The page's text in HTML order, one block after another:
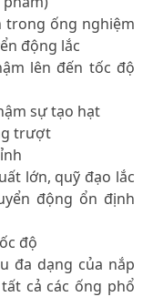
trong ống nghiệm
động lắc
lên đến tốc độ
sự tạo hạt
trượt
lớn, quỹ đạo lắc
động ổn định
độ
đa dạng của nắp
cả các ống phổ